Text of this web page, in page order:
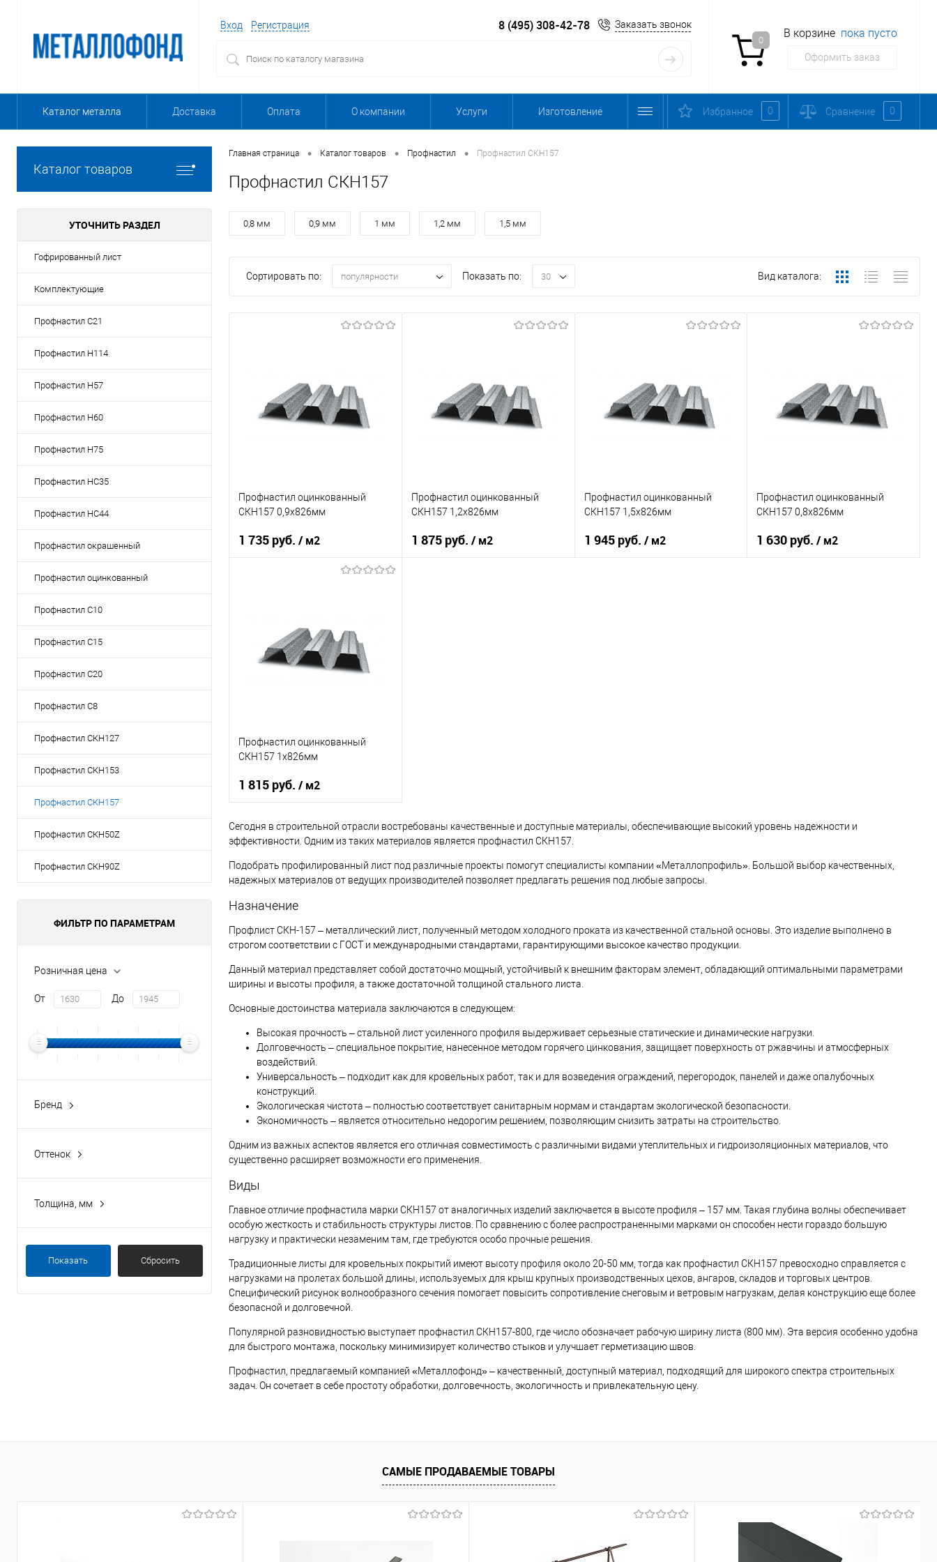
Вход Регистрация 8 (495) 308-42-78 Заказать звонок
0
В корзине пока пусто
Оформить заказ
Каталог металла Доставка Оплата О компании Услуги Изготовление Избранное 0 Сравнение 0
Каталог товаров
УТОЧНИТЬ РАЗДЕЛ
Гофрированный лист
Комплектующие
Профнастил C21
Профнастил Н114
Профнастил Н57
Профнастил Н60
Профнастил Н75
Профнастил НС35
Профнастил НС44
Профнастил окрашенный
Профнастил оцинкованный
Профнастил С10
Профнастил С15
Профнастил С20
Профнастил С8
Профнастил СКН127
Профнастил СКН153
Профнастил СКН157
Профнастил СКН50Z
Профнастил СКН90Z
ФИЛЬТР ПО ПАРАМЕТРАМ
Розничная цена
От До
Бренд
Оттенок
Толщина, мм
1
Показать Сбросить
Главная страница • Каталог товаров • Профнастил • Профнастил СКН157
Профнастил СКН157
0,8 мм 0,9 мм 1 мм 1,2 мм 1,5 мм
Сортировать по: популярности Показать по: 30 Вид каталога:
Профнастил оцинкованный
СКН157 0,9х826мм
1 735 руб. / м2
В корзину
Профнастил оцинкованный
СКН157 1,2х826мм
1 875 руб. / м2
Профнастил оцинкованный
СКН157 1,5х826мм
1 945 руб. / м2
Профнастил оцинкованный
СКН157 0,8х826мм
1 630 руб./ м2
Профнастил оцинкованный
СКН157 1х826мм
1 815 руб. / м2
Оттенок светло-серый
Купить в 1 клик
Сравнение
Сегодня в строительной отрасли востребованы качественные и доступные материалы, обеспечивающие высокий уровень надежности и
эффективности. Одним из таких материалов является профнастил СКН157.
Подобрать профилированный лист под различные проекты помогут специалисты компании «Металлопрофиль». Большой выбор качественных,
надежных материалов от ведущих производителей позволяет предлагать решения под любые запросы.
Назначение
Профлист СКН-157 – металлический лист, полученный методом холодного проката из качественной стальной основы. Это изделие выполнено в
строгом соответствии с ГОСТ и международными стандартами, гарантирующими высокое качество продукции.
Данный материал представляет собой достаточно мощный, устойчивый к внешним факторам элемент, обладающий оптимальными параметрами
ширины и высоты профиля, а также достаточной толщиной стального листа.
Основные достоинства материала заключаются в следующем:
Высокая прочность – стальной лист усиленного профиля выдерживает серьезные статические и динамические нагрузки.
Долговечность – специальное покрытие, нанесенное методом горячего цинкования, защищает поверхность от ржавчины и атмосферных
воздействий.
Универсальность – подходит как для кровельных работ, так и для возведения ограждений, перегородок, панелей и даже опалубочных
конструкций.
Экологическая чистота – полностью соответствует санитарным нормам и стандартам экологической безопасности.
Экономичность – является относительно недорогим решением, позволяющим снизить затраты на строительство.
Одним из важных аспектов является его отличная совместимость с различными видами утеплительных и гидроизоляционных материалов, что
существенно расширяет возможности его применения.
Виды
Главное отличие профнастила марки СКН157 от аналогичных изделий заключается в высоте профиля – 157 мм. Такая глубина волны обеспечивает
особую жесткость и стабильность структуры листов. По сравнению с более распространенными марками он способен нести гораздо большую
нагрузку и практически незаменим там, где требуются особо прочные решения.
Традиционные листы для кровельных покрытий имеют высоту профиля около 20-50 мм, тогда как профнастил СКН157 превосходно справляется с
нагрузками на пролетах большой длины, используемых для крыш крупных производственных цехов, ангаров, складов и торговых центров.
Специфический рисунок волнообразного сечения помогает повысить сопротивление снеговым и ветровым нагрузкам, делая конструкцию еще более
безопасной и долговечной.
Популярной разновидностью выступает профнастил СКН157-800, где число обозначает рабочую ширину листа (800 мм). Эта версия особенно удобна
для быстрого монтажа, поскольку минимизирует количество стыков и улучшает герметизацию швов.
Профнастил, предлагаемый компанией «Металлофонд» – качественный, доступный материал, подходящий для широкого спектра строительных
задач. Он сочетает в себе простоту обработки, долговечность, экологичность и привлекательную цену.
САМЫЕ ПРОДАВАЕМЫЕ ТОВАРЫ